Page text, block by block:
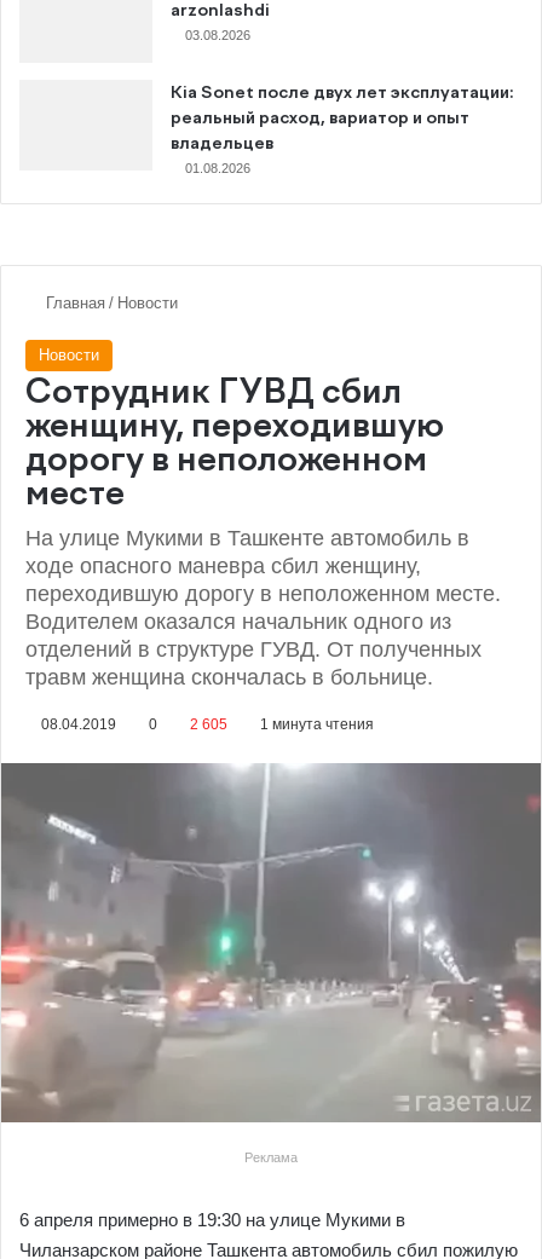
arzonlashdi
03.08.2026
Kia Sonet после двух лет эксплуатации:
реальный расход, вариатор и опыт
владельцев
01.08.2026